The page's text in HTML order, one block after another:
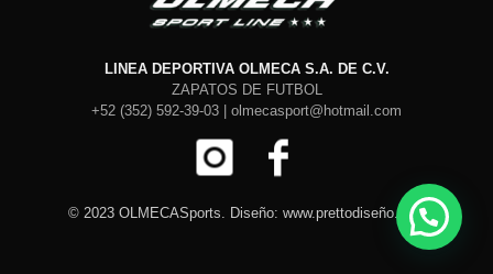
LINEA DEPORTIVA OLMECA S.A. DE C.V.
ZAPATOS DE FUTBOL
+52 (352) 592-39-03 | olmecasport@hotmail.com
© 2023 OLMECASports. Diseño: www.prettodiseño.com